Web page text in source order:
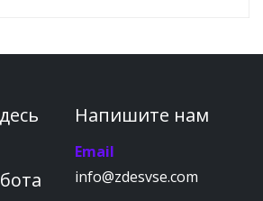
Напишите нам
Email
info@zdesvse.com